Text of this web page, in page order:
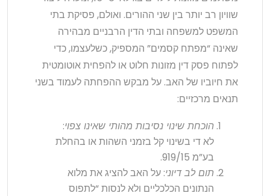
שוויון רב יותר בין שני ההורים. ואולם, פסיקת בתי
המשפט למשפחה ובתי הדין הרבניים מבהירה
שאינה “מפתח קסמים” המספיק, כשלעצמו, כדי
לפתוח פסק דין מזונות חלוט או להפחית אוטומטית
את חיוביו של האב. על מבקש ההפחתה לעמוד בשני
תנאים מרכזיים:
הוכחת שינוי נסיבות מהותי שאינו צפוי:
לא די בשינוי קל בזמני השהות או בהחלת
בע”מ 919/15.
תום לב דיוני: על האב להציג את מלוא
הנתונים הכלכליים ולא לנסות “לתפוס